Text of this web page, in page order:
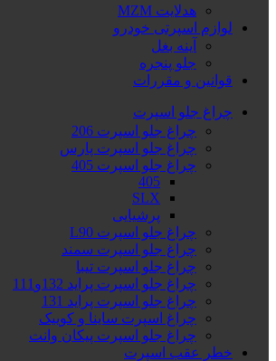
هدلایت MZM
لوازم اسپرتی خودرو
آینه بغل
جلو پنجره
قوانین و مقررات
چراغ جلو اسپرت
چراغ جلو اسپرت 206
چراغ جلو اسپرت پارس
چراغ جلو اسپرت 405
405
SLX
پرشیایی
چراغ جلو اسپرت L90
چراغ جلو اسپرت سمند
چراغ جلو اسپرت تیبا
چراغ جلو اسپرت پراید 132و111
چراغ جلو اسپرت پراید 131
چراغ اسپرت ساینا و کوییک
چراغ جلو اسپرت پیکان وانت
خطر عقب اسپرت